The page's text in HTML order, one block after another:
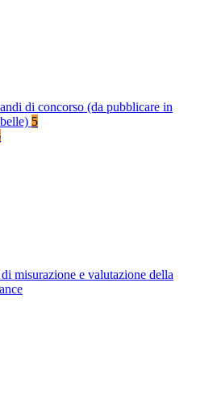
di concorso (da pubblicare in
5
di misurazione e valutazione della